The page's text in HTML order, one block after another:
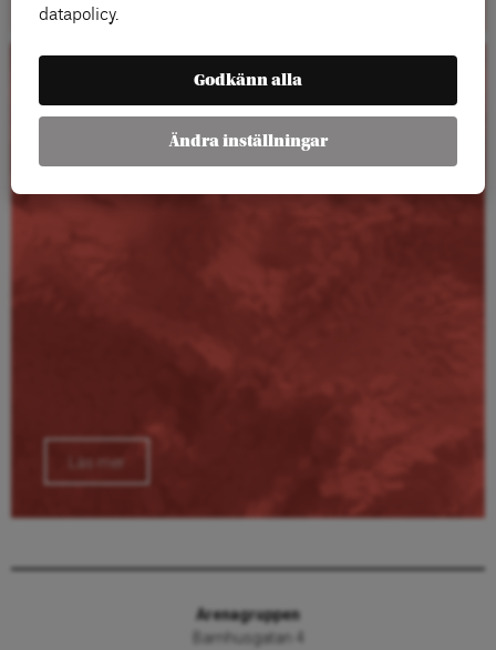
Kalender
Läs mer
Arenagruppen
Barnhusgatan 4
datapolicy.
Godkänn alla
Ändra inställningar